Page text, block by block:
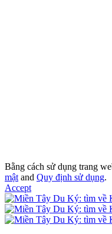
Bằng cách sử dụng trang
mật and Quy định sử dụng.
Accept